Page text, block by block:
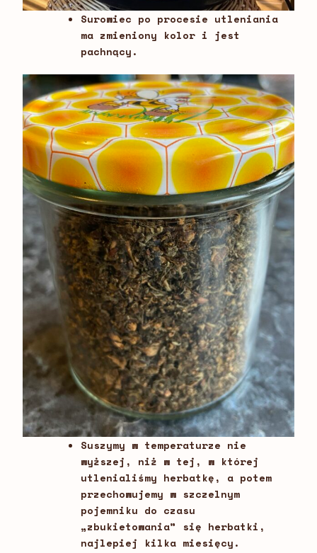
Surowiec po procesie utleniania
ma zmieniony kolor i jest
pachnący.
Suszymy w temperaturze nie
wyższej, niż w tej, w której
utlenialiśmy herbatkę, a potem
przechowujemy w szczelnym
pojemniku do czasu
„zbukietowania” się herbatki,
najlepiej kilka miesięcy.